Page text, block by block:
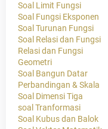
Soal Limit Fungsi
Soal Fungsi Eksponen
Soal Turunan Fungsi
Soal Relasi dan Fungsi
Relasi dan Fungsi
Geometri
Soal Bangun Datar
Perbandingan & Skala
Soal Dimensi Tiga
soal Tranformasi
Soal Kubus dan Balok